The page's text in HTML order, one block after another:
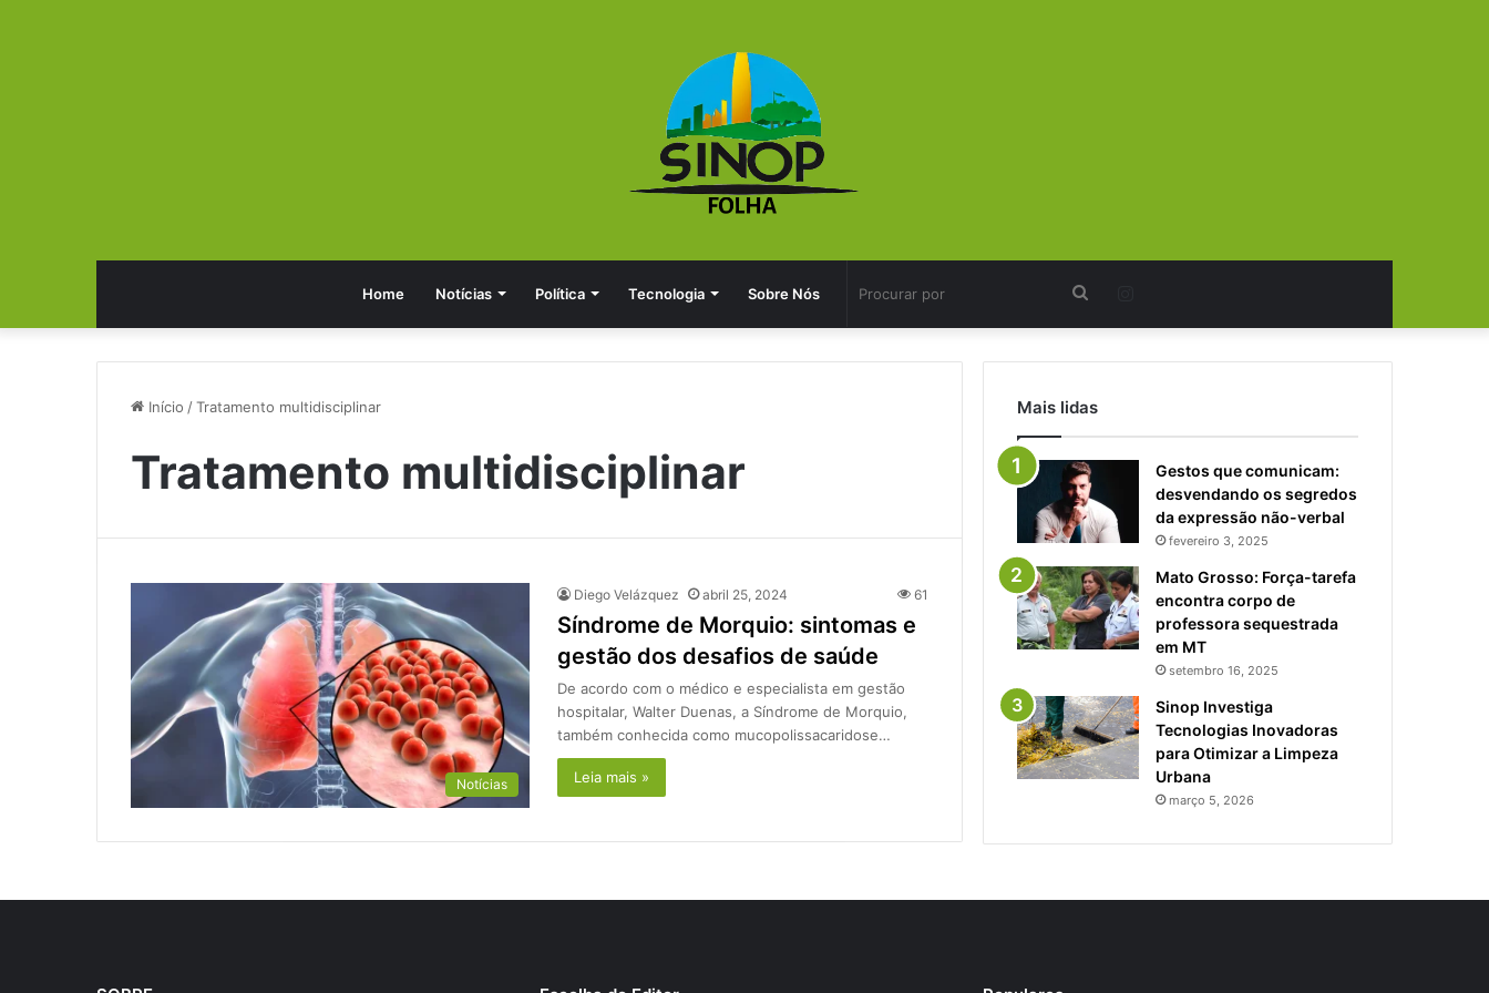
Home Notícias Política Tecnologia Sobre Nós
por
Início /Tratamento multidisciplinar
Tratamento multidisciplinar
Notícias
Diego Velázquez abril 25, 2024 61
Síndrome de Morquio: sintomas e
gestão dos desafios de saúde
De acordo com o médico e especialista em gestão
hospitalar, Walter Duenas, a Síndrome de Morquio,
também conhecida como mucopolissacaridose…
Leia mais »
Mais lidas
Gestos que comunicam:
desvendando os segredos
da expressão não-verbal
fevereiro 3, 2025
Mato Grosso: Força-tarefa
encontra corpo de
professora sequestrada
em MT
setembro 16, 2025
Sinop Investiga
Tecnologias Inovadoras
para Otimizar a Limpeza
Urbana
março 5, 2026